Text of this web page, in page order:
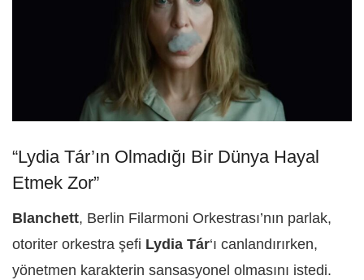
“Lydia Tár’ın Olmadığı Bir Dünya Hayal
Etmek Zor”
Blanchett, Berlin Filarmoni Orkestrası’nın parlak,
otoriter orkestra şefi Lydia Tár‘ı canlandırırken,
yönetmen karakterin sansasyonel olmasını istedi.